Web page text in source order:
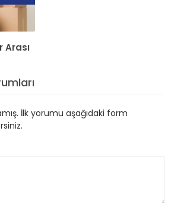
Arası
İlk yorumu aşağıdaki form